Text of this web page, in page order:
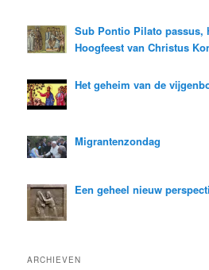
Sub Pontio Pilato passus,
Hoogfeest van Christus
Het geheim van de
Migrantenzondag
Een geheel nieuw
ARCHIEVEN